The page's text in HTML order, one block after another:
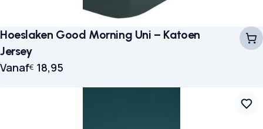
Hoeslaken Good Morning Uni – Katoen
Jersey
Vanaf€ 18,95